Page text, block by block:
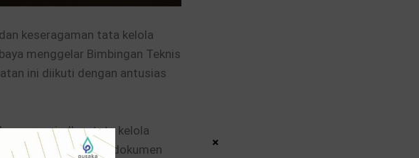
keseragaman tata kelola
menggelar Bimbingan Teknis
ini diikuti dengan antusias
mewujudkan tata kelola
dari ketertiban dokumen
×